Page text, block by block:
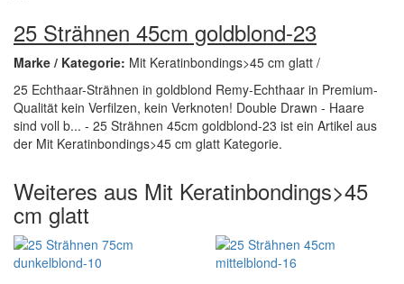
25 Strähnen 45cm goldblond-23
Marke / Kategorie: Mit Keratinbondings>45 cm glatt /
25 Echthaar-Strähnen in goldblond Remy-Echthaar in Premium-
Qualität kein Verfilzen, kein Verknoten! Double Drawn - Haare
sind voll b... - 25 Strähnen 45cm goldblond-23 ist ein Artikel aus
der Mit Keratinbondings>45 cm glatt Kategorie.
Weiteres aus Mit Keratinbondings>45
cm glatt